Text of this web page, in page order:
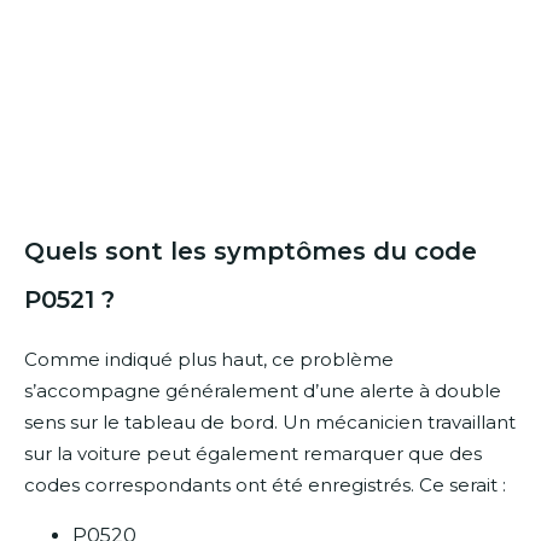
Quels sont les symptômes du code
P0521 ?
Comme indiqué plus haut, ce problème
s’accompagne généralement d’une alerte à double
sens sur le tableau de bord. Un mécanicien travaillant
sur la voiture peut également remarquer que des
codes correspondants ont été enregistrés. Ce serait :
P0520